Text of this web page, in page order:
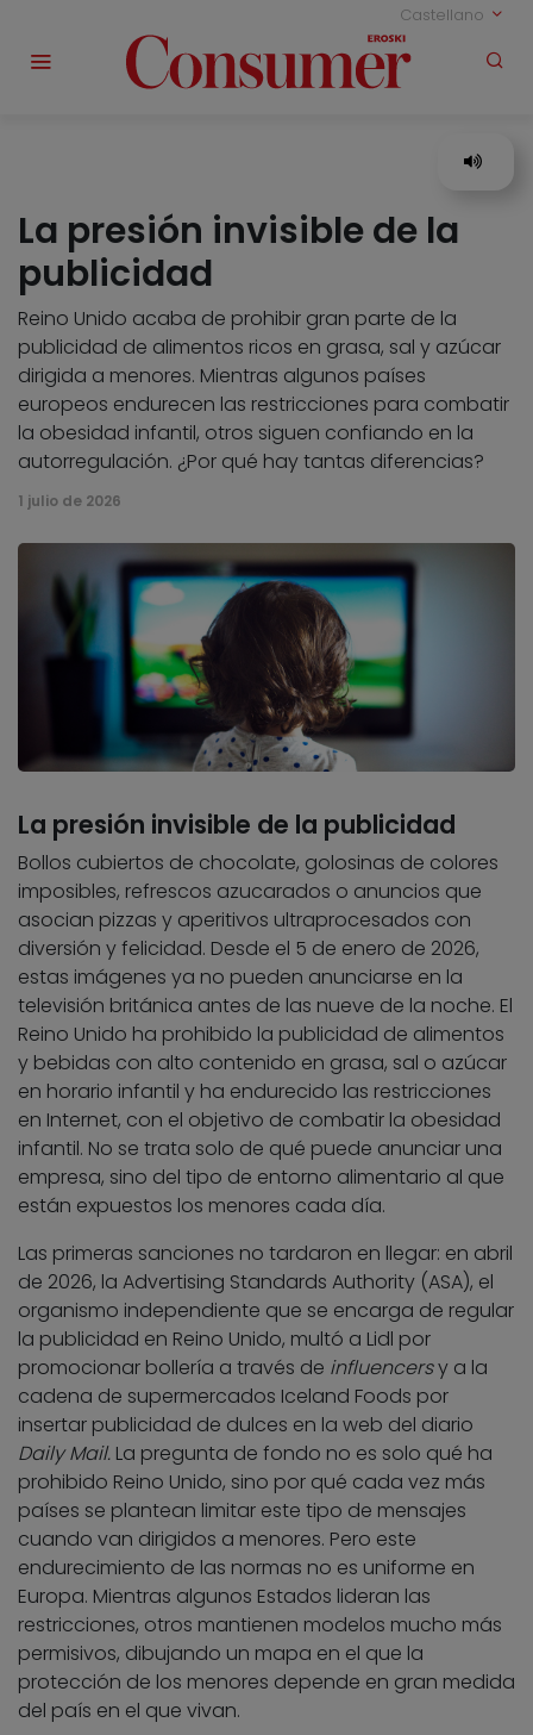
Castellano
La presión invisible de la
publicidad
Reino Unido acaba de prohibir gran parte de la
publicidad de alimentos ricos en grasa, sal y azúcar
dirigida a menores. Mientras algunos países
europeos endurecen las restricciones para combatir
la obesidad infantil, otros siguen confiando en la
autorregulación. ¿Por qué hay tantas diferencias?
1 julio de 2026
La presión invisible de la publicidad
Bollos cubiertos de chocolate, golosinas de colores
imposibles, refrescos azucarados o anuncios que
asocian pizzas y aperitivos ultraprocesados con
diversión y felicidad. Desde el 5 de enero de 2026,
estas imágenes ya no pueden anunciarse en la
televisión británica antes de las nueve de la noche. El
Reino Unido ha prohibido la publicidad de alimentos
y bebidas con alto contenido en grasa, sal o azúcar
en horario infantil y ha endurecido las restricciones
en Internet, con el objetivo de combatir la obesidad
infantil. No se trata solo de qué puede anunciar una
empresa, sino del tipo de entorno alimentario al que
están expuestos los menores cada día.
Las primeras sanciones no tardaron en llegar: en abril
de 2026, la Advertising Standards Authority (ASA), el
organismo independiente que se encarga de regular
la publicidad en Reino Unido, multó a Lidl por
promocionar bollería a través de influencersy a la
cadena de supermercados Iceland Foods por
insertar publicidad de dulces en la web del diario
Daily Mail. La pregunta de fondo no es solo qué ha
prohibido Reino Unido, sino por qué cada vez más
países se plantean limitar este tipo de mensajes
cuando van dirigidos a menores. Pero este
endurecimiento de las normas no es uniforme en
Europa. Mientras algunos Estados lideran las
restricciones, otros mantienen modelos mucho más
permisivos, dibujando un mapa en el que la
protección de los menores depende en gran medida
del país en el que vivan.